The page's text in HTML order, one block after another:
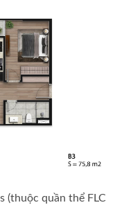
(thuộc quần thể FLC